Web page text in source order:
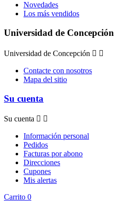
Novedades
Los más vendidos
Universidad de Concepción
Universidad de Concepción  
Contacte con nosotros
Mapa del sitio
Su cuenta
Su cuenta  
Información personal
Pedidos
Facturas por abono
Direcciones
Cupones
Mis alertas
Carrito 0